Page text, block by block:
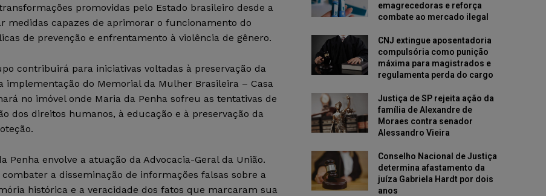
promovidas pelo Estado brasileiro desde a
medidas capazes de aprimorar o funcionamento do
de prevenção e enfrentamento à violência de gênero.
contribuirá para iniciativas voltadas à preservação da
do Memorial da Mulher Brasileira – Casa
no imóvel onde Maria da Penha sofreu as tentativas de
dos direitos humanos, à educação e à preservação da
envolve a atuação da Advocacia-Geral da União.
a disseminação de informações falsas sobre a
histórica e a veracidade dos fatos que marcaram sua
emagrecedoras e reforça
combate ao mercado ilegal
CNJ extingue aposentadoria
compulsória como punição
máxima para magistrados e
regulamenta perda do cargo
Justiça de SP rejeita ação da
família de Alexandre de
Moraes contra senador
Alessandro Vieira
Conselho Nacional de Justiça
determina afastamento da
juíza Gabriela Hardt por dois
anos